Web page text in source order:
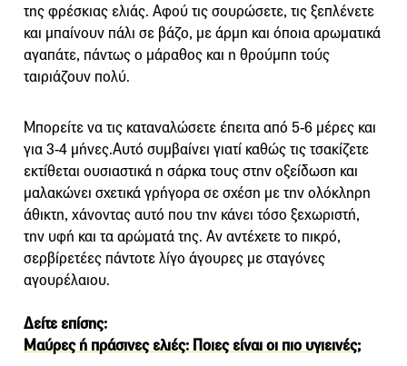
της φρέσκιας ελιάς. Αφού τις σουρώσετε, τις ξεπλένετε
και μπαίνουν πάλι σε βάζο, με άρμη και όποια αρωματικά
αγαπάτε, πάντως ο μάραθος και η θρούμπη τούς
ταιριάζουν πολύ.
Μπορείτε να τις καταναλώσετε έπειτα από 5-6 μέρες και
για 3-4 μήνες.Αυτό συμβαίνει γιατί καθώς τις τσακίζετε
εκτίθεται ουσιαστικά η σάρκα τους στην οξείδωση και
μαλακώνει σχετικά γρήγορα σε σχέση με την ολόκληρη
άθικτη, χάνοντας αυτό που την κάνει τόσο ξεχωριστή,
την υφή και τα αρώματά της. Αν αντέχετε το πικρό,
σερβίρετέες πάντοτε λίγο άγουρες με σταγόνες
αγουρέλαιου.
Δείτε επίσης:
Μαύρες ή πράσινες ελιές: Ποιες είναι οι πιο υγιεινές;